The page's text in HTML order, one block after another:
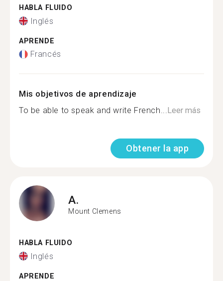
HABLA FLUIDO
Inglés
APRENDE
Francés
Mis objetivos de aprendizaje
To be able to speak and write French...Leer más
Obtener la app
A.
Mount Clemens
HABLA FLUIDO
Inglés
APRENDE